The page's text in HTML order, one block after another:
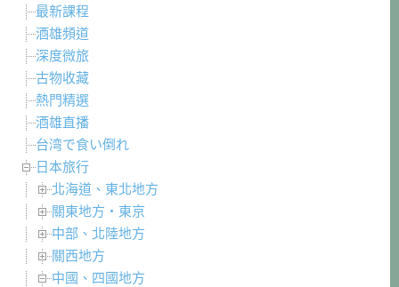
最新課程
酒雄頻道
深度微旅
古物收藏
熱門精選
酒雄直播
台湾で食い倒れ
日本旅行
北海道、東北地方
關東地方・東京
中部、北陸地方
關西地方
中國、四國地方